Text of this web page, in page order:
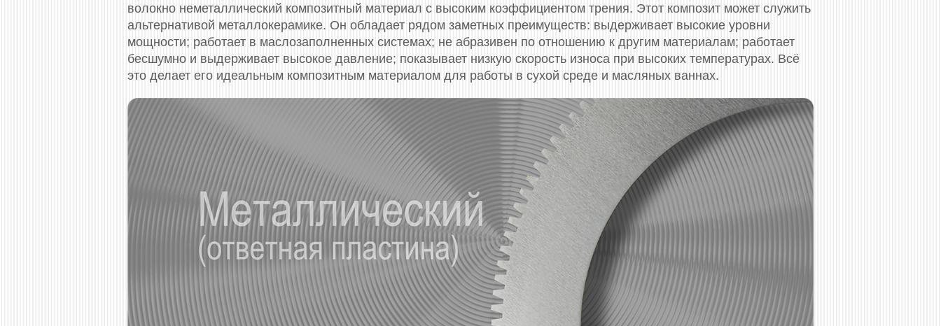
волокно неметаллический композитный материал с высоким коэффициентом трения. Этот композит может служить
альтернативой металлокерамике. Он обладает рядом заметных преимуществ: выдерживает высокие уровни
мощности; работает в маслозаполненных системах; не абразивен по отношению к другим материалам; работает
бесшумно и выдерживает высокое давление; показывает низкую скорость износа при высоких температурах. Всё
это делает его идеальным композитным материалом для работы в сухой среде и масляных ваннах.